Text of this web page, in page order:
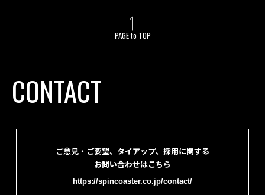
PAGE to TOP
CONTACT
ご意見・ご要望、タイアップ、採用に関する
お問い合わせはこちら
https://spincoaster.co.jp/contact/